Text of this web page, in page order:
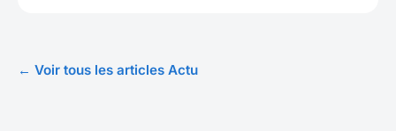
← Voir tous les articles Actu